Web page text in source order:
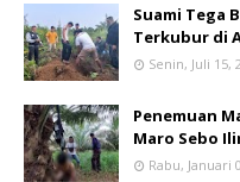
Suami Tega
Terkubur di
Senin, Juli 15,
Penemuan
Maro Sebo
Rabu, Januari